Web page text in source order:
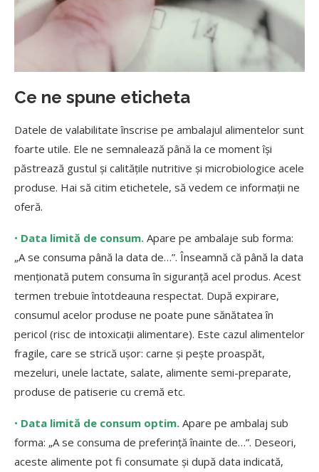
Ce ne spune eticheta
Datele de valabilitate înscrise pe ambalajul alimentelor sunt
foarte utile. Ele ne semnalează până la ce moment își
păstrează gustul și calitățile nutritive și microbiologice acele
produse. Hai să citim etichetele, să vedem ce informații ne
oferă.
• Data limită de consum. Apare pe ambalaje sub forma:
„A se consuma până la data de…”. Înseamnă că până la data
menționată putem consuma în siguranță acel produs. Acest
termen trebuie întotdeauna respectat. După expirare,
consumul acelor produse ne poate pune sănătatea în
pericol (risc de intoxicații alimentare). Este cazul alimentelor
fragile, care se strică ușor: carne și pește proaspăt,
mezeluri, unele lactate, salate, alimente semi-preparate,
produse de patiserie cu cremă etc.
• Data limită de consum optim. Apare pe ambalaj sub
forma: „A se consuma de preferință înainte de…”. Deseori,
aceste alimente pot fi consumate și după data indicată,